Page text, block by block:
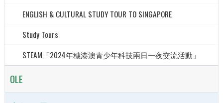
ENGLISH & CULTURAL STUDY TOUR TO SINGAPORE
Study Tours
STEAM「2024年穗港澳青少年科技兩日一夜交流活動」
OLE